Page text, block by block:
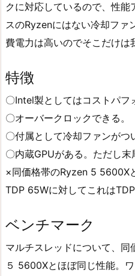
クに対応しているので、性
スのRyzenにはない冷却ファ
費電力は高いのでそこだけは
特徴
〇Intel製としてはコストパフ
〇オーバークロックできる。
〇付属として冷却ファンがつ
〇内蔵GPUがある。ただし末
×同価格帯のRyzen 5 5600X
TDP 65Wに対してこれはTDP
ベンチマーク
マルチスレッドについて、
５ 5600Xとほぼ同じ性能。